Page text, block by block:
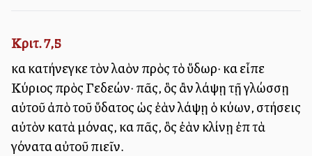
Κριτ. 7,5
καὶ κατήνεγκε τὸν λαὸν πρὸς τὸ ὕδωρ· καὶ εἶπε
Κύριος πρὸς Γεδεών· πᾶς, ὃς ἂν λάψῃ τῇ γλώσσῃ
αὐτοῦ ἀπὸ τοῦ ὕδατος ὡς ἐὰν λάψῃ ὁ κύων, στήσεις
αὐτὸν κατὰ μόνας, καὶ πᾶς, ὃς ἐὰν κλίνῃ ἐπὶ τὰ
γόνατα αὐτοῦ πιεῖν.